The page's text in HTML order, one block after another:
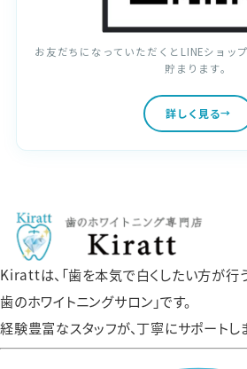
お友だちになっていただくとLINEショッ
貯まります。
詳しく見る
Kirattは、「歯を本気で白くしたい方が行
歯のホワイトニングサロン」です。
経験豊富なスタッフが、丁寧にサポートし